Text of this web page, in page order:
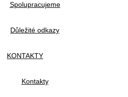
Spolupracujeme
Důležité odkazy
KONTAKTY
Kontakty